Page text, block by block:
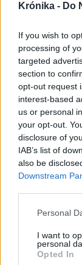
Krónika - Do
If you wish to
processing of
targeted
section to
opt-out request
interest-based
us or personal
your opt-out.
disclosure of
IAB’s list of
also be
Downstream
Personal
I want to
personal
Opted In
A
2026.